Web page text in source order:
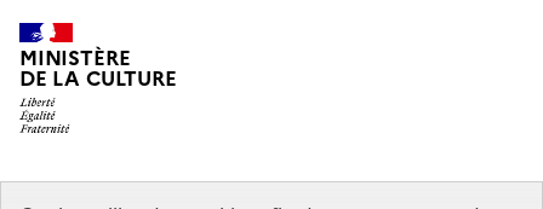
MINISTÈRE
DE LA CULTURE